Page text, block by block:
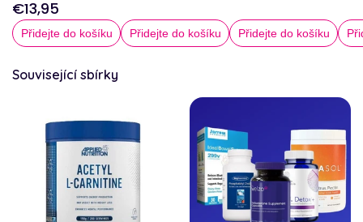
Pravidelná
cena
€13,95
Přidejte do košíku Přidejte do košíku Přidejte do košíku
Související sbírky